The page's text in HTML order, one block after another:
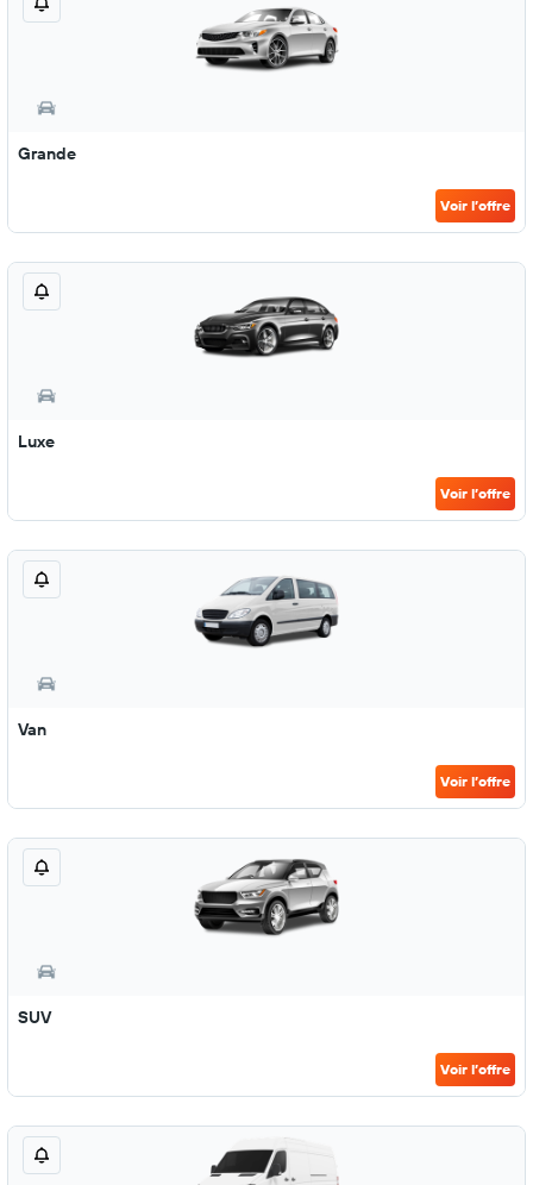
Grande
Voir l’offre
Luxe
Voir l’offre
Van
Voir l’offre
SUV
Voir l’offre